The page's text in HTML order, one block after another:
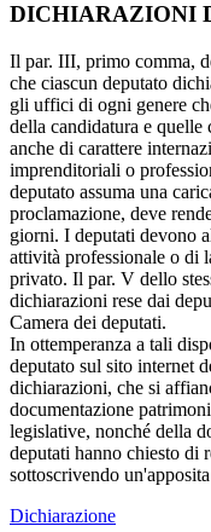
DICHIARAZIONI
Il par. III, primo comma,
che ciascun deputato
gli uffici di ogni genere
della candidatura e
anche di carattere
imprenditoriali o
deputato assuma una
proclamazione, deve
giorni. I deputati devono
attività professionale o di
privato. Il par. V dello
dichiarazioni rese dai
Camera dei deputati.
In ottemperanza a tali
deputato sul sito internet
dichiarazioni, che si
documentazione
legislative, nonché della
deputati hanno chiesto di
sottoscrivendo
Dichiarazione